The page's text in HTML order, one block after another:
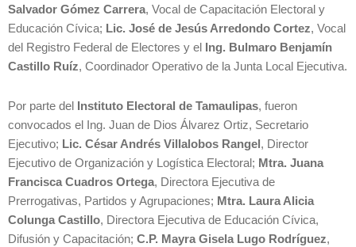
Salvador Gómez Carrera, Vocal de Capacitación Electoral y
Educación Cívica; Lic. José de Jesús Arredondo Cortez, Vocal
del Registro Federal de Electores y el
Ing. Bulmaro Benjamín
Castillo Ruíz, Coordinador Operativo de la Junta Local Ejecutiva.
Por parte del Instituto Electoral de Tamaulipas, fueron
convocados el Ing. Juan de Dios Álvarez Ortiz, Secretario
Ejecutivo; Lic. César Andrés Villalobos Rangel , Director
Ejecutivo de Organización y Logística Electoral; Mtra. Juana
Francisca Cuadros Ortega, Directora Ejecutiva de
Prerrogativas, Partidos y Agrupaciones; Mtra. Laura Alicia
Colunga Castillo, Directora Ejecutiva de Educación Cívica,
Difusión y Capacitación; C.P. Mayra Gisela Lugo Rodríguez,